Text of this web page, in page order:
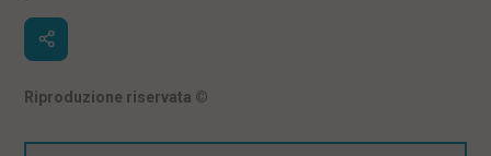
Riproduzione riservata ©